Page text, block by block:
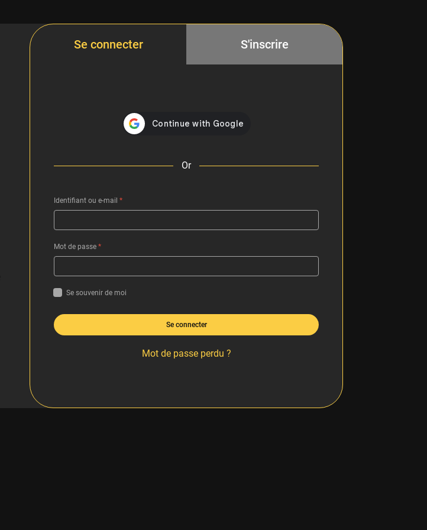
Se connecter S'inscrire
Or
Identifiant ou e-mail *
Mot de passe *
Se souvenir de moi
Se connecter
Mot de passe perdu ?